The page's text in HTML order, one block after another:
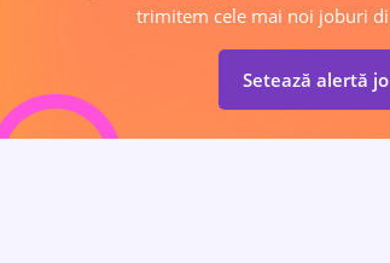
trimitem cele mai noi joburi
Setează alertă